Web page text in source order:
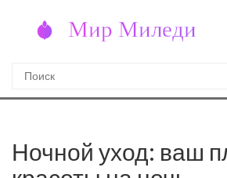
Ночной уход: ваш